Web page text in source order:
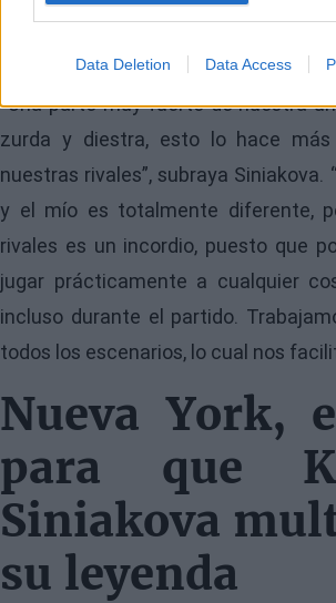
Data Deletion Data Access
que siempre es capaz de dar con
“Una parte muy fuerte de nuestra
zurda y diestra, esto lo hace más
nuestras rivales”, subraya Siniakova.
y el mío es totalmente diferente,
rivales es un incordio, puesto que
jugar prácticamente a cualquier
incluso durante el partido.
todos los escenarios, lo cual nos
Nueva York,
para que
Siniakova
su leyenda